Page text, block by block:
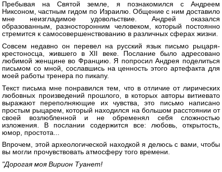
Пребывая на Святой земле, я познакомился с Андреем
Никсоном, частным гидом по Израилю. Общение с ним доставило
мне неизгладимое удовольствие. Андрей оказался
образованным, разносторонним человеком, который постоянно
стремится к самосовершенствованию в различных сферах жизни.
Совсем недавно он перевел на русский язык письмо рыцаря-
крестоносца, жившего в ХII веке. Послание было адресовано
любимой женщине во Францию. Я попросил Андрея поделиться
письмом со мной, сославшись на ценность этого артефакта для
моей работы тренера по пикапу.
Текст письма мне понравился тем, что в отличие от лирических
любовных произведений прошлого, в которых авторы витиевато
выражают переполняющие их чувства, это письмо написано
простым рыцарем, который находился на большом расстоянии от
своей возлюбленной и не обременял себя сложностью
изложения. В послании содержится все: любовь, открытость,
юмор, простота...
Впрочем, этой археологической находкой я делюсь с вами, чтобы
вы могли прочувствовать атмосферу того времени.
"Дорогая моя Вирион Туанет!